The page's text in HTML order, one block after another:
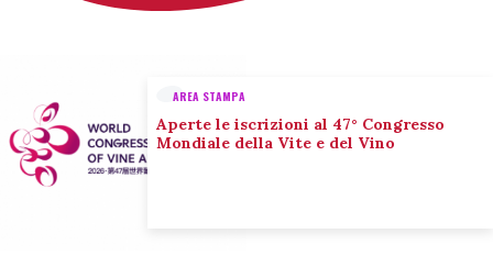
AREA STAMPA
Aperte le iscrizioni al 47° Congresso
Mondiale della Vite e del Vino